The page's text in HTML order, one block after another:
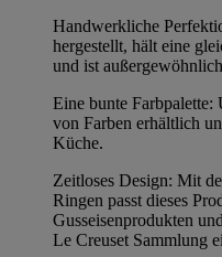
Handwerkliche
hergestellt, hält eine
und ist
Eine bunte Farbpalette:
von Farben erhältlich
Küche.
Zeitloses Design: Mit
Ringen passt dieses
Gusseisenprodukten
Le Creuset Sammlung